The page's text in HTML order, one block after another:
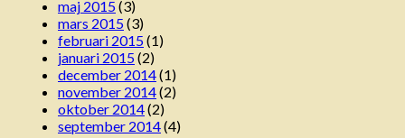
maj 2015(3)
mars 2015(3)
februari 2015(1)
januari 2015(2)
december 2014(1)
november 2014(2)
oktober 2014(2)
september 2014(4)